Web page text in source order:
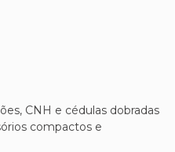
CNH e cédulas dobradas
compactos e